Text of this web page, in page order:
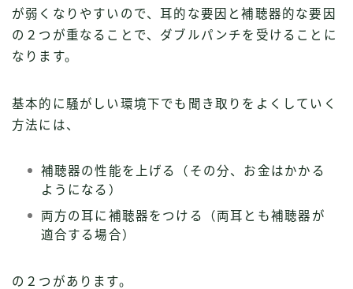
が弱くなりやすいので、耳的な要因と補聴器的な要因
の２つが重なることで、ダブルパンチを受けることに
なります。
基本的に騒がしい環境下でも聞き取りをよくしていく
方法には、
補聴器の性能を上げる（その分、お金はかかる
ようになる）
両方の耳に補聴器をつける（両耳とも補聴器が
適合する場合）
の２つがあります。